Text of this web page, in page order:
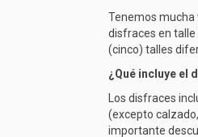
Tenemos mucha
disfraces en talle
(cinco) talles
¿Qué incluye el
Los disfraces
(excepto
importante